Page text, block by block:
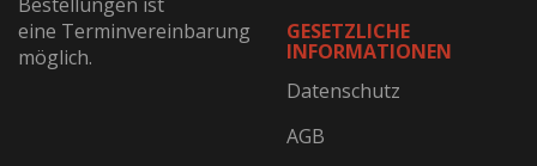
eine Terminvereinbarung
möglich.
GESETZLICHE
INFORMATIONEN
Datenschutz
AGB